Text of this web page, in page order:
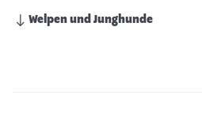
Welpen und Junghunde